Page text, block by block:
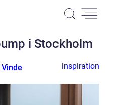
i Stockholm
inspiration